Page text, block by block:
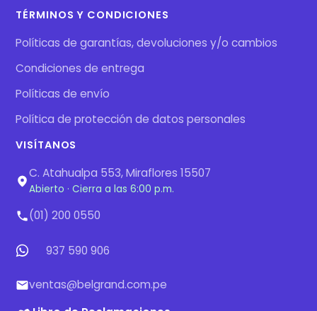
TÉRMINOS Y CONDICIONES
Políticas de garantías, devoluciones y/o cambios
Condiciones de entrega
Políticas de envío
Política de protección de datos personales
VISÍTANOS
C. Atahualpa 553, Miraflores 15507
Abierto · Cierra a las 6:00 p.m.
(01) 200 0550
937 590 906
ventas@belgrand.com.pe